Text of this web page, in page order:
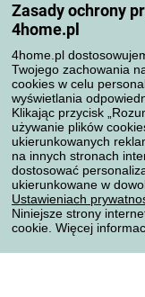
Zasady ochrony
4home.pl
4home.pl
Twojego zachowania
cookies w celu
wyświetlania
Klikając przycisk
używanie plików
ukierunkowanych
na innych stronach
dostosować
ukierunkowane w
Ustawieniach
Niniejsze strony
cookie. Więcej
Zasady przetwarzania
Sposoby
Metody płatności
Niezawodny